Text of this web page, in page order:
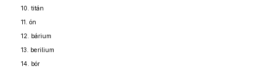
10. titán
11. ón
12. bárium
13. berilium
14. bór